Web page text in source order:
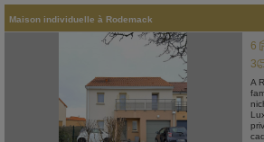
Maison individuelle à Rodemack
6
3
A